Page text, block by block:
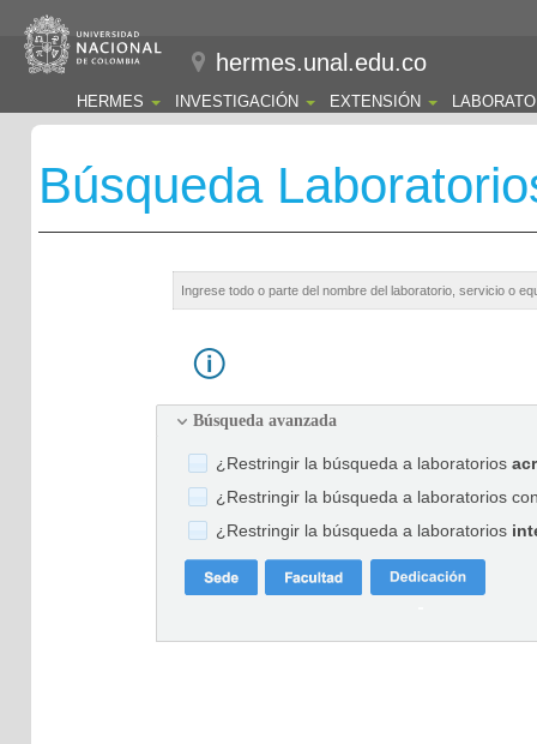
hermes.unal.edu.co
HERMES INVESTIGACIÓN EXTENSIÓN
Búsqueda
Búsqueda avanzada
¿Restringir la búsqueda a laboratorios
¿Restringir la búsqueda a laboratorios
¿Restringir la búsqueda a laboratorios